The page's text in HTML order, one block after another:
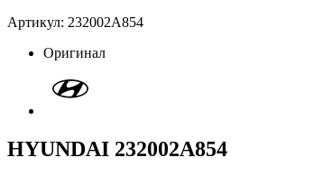
Артикул: 232002A854
Оригинал
HYUNDAI 232002A854